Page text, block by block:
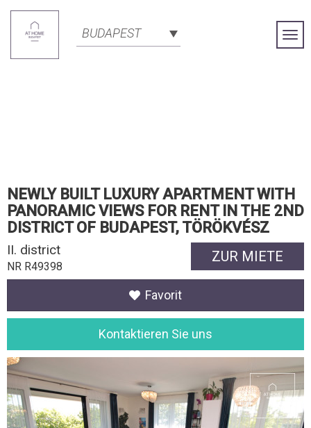
BUDAPEST
NEWLY BUILT LUXURY APARTMENT WITH
PANORAMIC VIEWS FOR RENT IN THE 2ND
DISTRICT OF BUDAPEST, TÖRÖKVÉSZ
ZUR MIETE
II. district
NR R49398
Favorit
Kontaktieren Sie uns